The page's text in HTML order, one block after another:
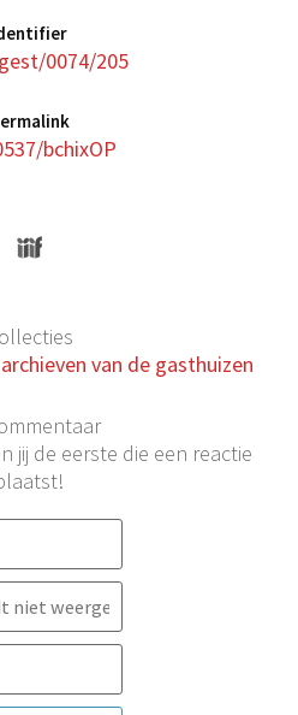
0074/205
bchixOP
van de gasthuizen
jij de eerste die een reactie